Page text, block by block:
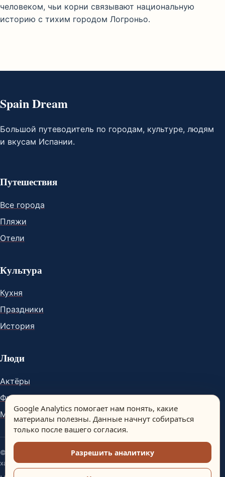
человеком, чьи корни связывают национальную
историю с тихим городом Логроньо.
Spain Dream
Большой путеводитель по городам, культуре, людям
и вкусам Испании.
Путешествия
Все города
Пляжи
Отели
Культура
Кухня
Праздники
История
Люди
Актёры
Футболисты
Музыканты
© Spain Dream. Материалы сайта носят информационный
характер.
Google Analytics помогает нам понять, какие
материалы полезны. Данные начнут собираться
только после вашего согласия.
Разрешить аналитику